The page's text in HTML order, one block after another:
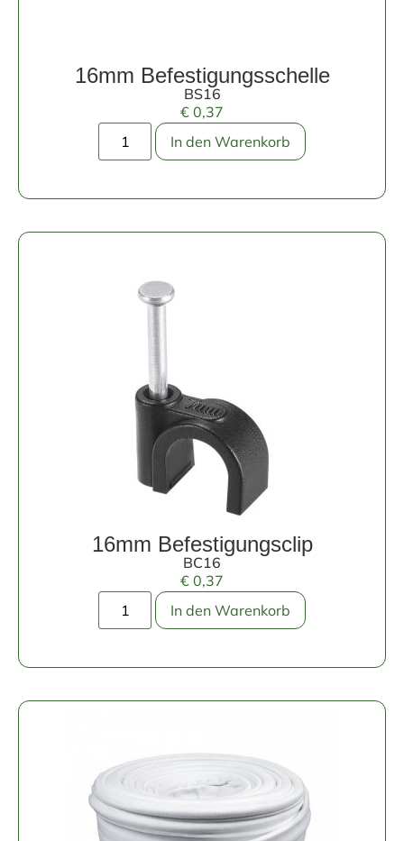
16mm Befestigungsschelle
BS16
€ 0,37
In den Warenkorb
16mm Befestigungsclip
BC16
€ 0,37
In den Warenkorb